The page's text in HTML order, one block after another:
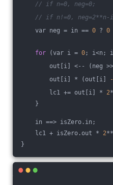
// if n=0, neg=0;
// if n!=0, neg=2**n-
var neg = in == 0 ? 0
for (var i = 0; i<n;
out[i] <-- (neg >>
out[i] * (out[i]
lc1 += out[i] * 2
}
in ==> isZero.in;
lc1 + isZero.out * 2
}